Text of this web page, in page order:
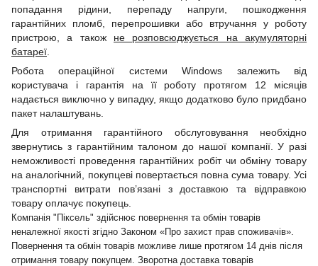
попадання рідини, перепаду напруги, пошкодження
гарантійних пломб, перепрошивки або втручання у роботу
пристрою, а також не розповсюджується на акумуляторні
батареї
Робота операційної системи Windows залежить від
користувача і гарантія на її роботу протягом 12 місяців
надається виключно у випадку, якщо додатково було придбано
пакет налаштувань.
Для отримання гарантійного обслуговування необхідно
звернутись з гарантійним талоном до нашої компанії. У разі
неможливості проведення гарантійних робіт чи обміну товару
на аналогічний, покупцеві повертається повна сума товару. Усі
транспортні витрати пов’язані з доставкою та відправкою
товару оплачує покупець.
Компанія "Піксель" здійснює повернення та обмін товарів
неналежної якості згідно Законом «Про захист прав споживачів».
Повернення та обмін товарів можливе лише протягом 14 днів після
отримання товару покупцем. Зворотна доставка товарів